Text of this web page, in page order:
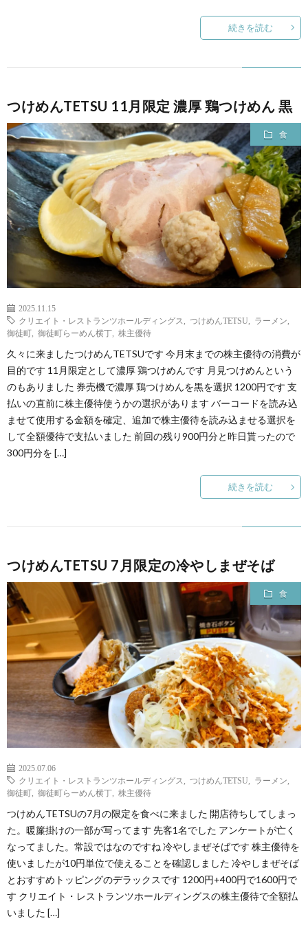
続きを読む
つけめんTETSU 11月限定 濃厚 鶏つけめん 黒
食
2025.11.15
クリエイト・レストランツホールディングス
つけめんTETSU ラーメン
御徒町
御徒町らーめん横丁 株主優待
久々に来ましたつけめんTETSUです 今月末までの株主優待の消費が
目的です 11月限定として濃厚 鶏つけめんです 月見つけめんという
のもありました 券売機で濃厚 鶏つけめんを黒を選択 1200円です 支
払いの直前に株主優待使うかの選択があります バーコードを読み込
ませて使用する金額を確定、追加で株主優待を読み込ませる選択を
して全額優待で支払いました 前回の残り900円分と昨日貰ったので
300円分を […]
続きを読む
つけめんTETSU 7月限定の冷やしまぜそば
食
2025.07.06
クリエイト・レストランツホールディングス
つけめんTETSU ラーメン
御徒町
御徒町らーめん横丁 株主優待
つけめんTETSUの7月の限定を食べに来ました 開店待ちしてしまっ
た。暖簾掛けの一部が写ってます 先客1名でした アンケートが亡く
なってました。常設ではなのですね 冷やしまぜそばです 株主優待を
使いましたが10円単位で使えることを確認しました 冷やしまぜそば
とおすすめトッピングのデラックスです 1200円+400円で1600円で
す クリエイト・レストランツホールディングスの株主優待で全額払
いました […]